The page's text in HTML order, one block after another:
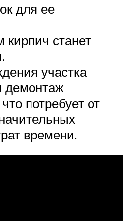
для ее
станет
участка
демонтаж
потребует от
времени.